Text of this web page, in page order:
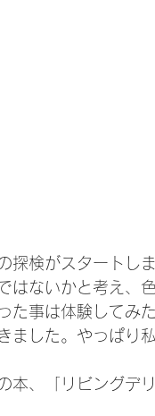
探検がスタートし
はないかと考え、
た事は体験してみ
ました。やっぱり
本、「リビングデ